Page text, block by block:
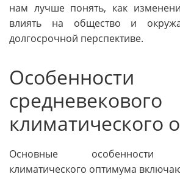
нам лучше понять, как
влиять на общество и
долгосрочной перспективе.
Особенности
средневекового
климатического
Основные особенности
климатического оптимума